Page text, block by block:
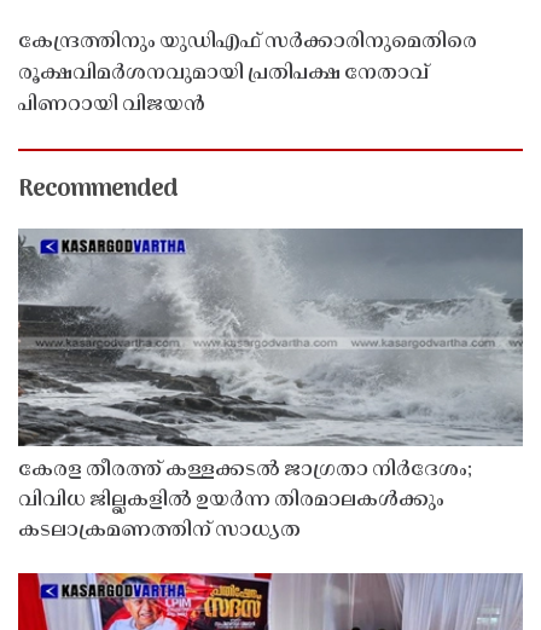
കേന്ദ്രത്തിനും യുഡിഎഫ് സർക്കാരിനുമെതിരെ
രൂക്ഷവിമർശനവുമായി പ്രതിപക്ഷ നേതാവ്
പിണറായി വിജയൻ
Recommended
കേരള തീരത്ത് കള്ളക്കടൽ ജാഗ്രതാ നിർദേശം;
വിവിധ ജില്ലകളിൽ ഉയർന്ന തിരമാലകൾക്കും
കടലാക്രമണത്തിന് സാധ്യത